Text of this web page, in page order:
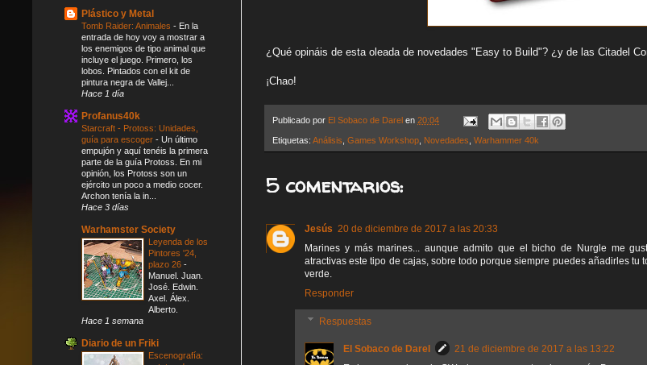
¿Qué opináis de esta oleada de novedades "Easy to Build"? ¿y de las Citadel
¡Chao!
Publicado por El Sobaco de Darel en 20:04
Etiquetas: Análisis Games Workshop Novedades Warhammer 40k
5 comentarios:
Jesús 20 de diciembre de 2017 a las 20:33
Marines y más marines... aunque admito que el bicho de Nurgle me
atractivas este tipo de cajas, sobre todo porque siempre puedes añadirles tu
verde.
Responder
Respuestas
El Sobaco de Darel
21 de diciembre de 2017 a las 13:22
Plástico y Metal
Tomb Raider: Animales - En la
entrada de hoy voy a mostrar a
los enemigos de tipo animal que
incluye el juego. Primero, los
lobos. Pintados con el kit de
pintura negra de Vallej...
Hace 1 día
Profanus40k
Starcraft - Protoss: Unidades,
guía para escoger - Un último
empujón y aquí tenéis la primera
parte de la guía Protoss. En mi
opinión, los Protoss son un
ejército un poco a medio cocer.
Archon tenía la in...
Hace 3 días
Warhamster Society
Leyenda de los
Pintores '24,
plazo 26 -
Manuel. Juan.
José. Edwin.
Axel. Álex.
Alberto.
Hace 1 semana
Diario de un Friki
Escenografía: